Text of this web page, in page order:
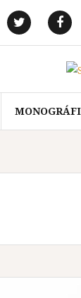
Elemento
del del